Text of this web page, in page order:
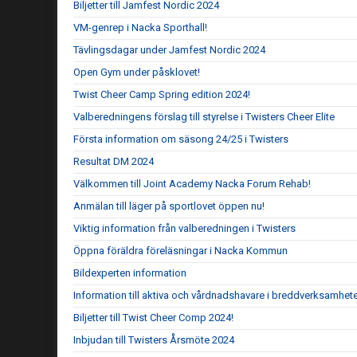
Biljetter till Jamfest Nordic 2024
VM-genrep i Nacka Sporthall!
Tävlingsdagar under Jamfest Nordic 2024
Open Gym under påsklovet!
Twist Cheer Camp Spring edition 2024!
Valberedningens förslag till styrelse i Twisters Cheer Elite
Första information om säsong 24/25 i Twisters
Resultat DM 2024
Välkommen till Joint Academy Nacka Forum Rehab!
Anmälan till läger på sportlovet öppen nu!
Viktig information från valberedningen i Twisters
Öppna föräldra föreläsningar i Nacka Kommun
Bildexperten information
Information till aktiva och vårdnadshavare i
Biljetter till Twist Cheer Comp 2024!
Inbjudan till Twisters Årsmöte 2024